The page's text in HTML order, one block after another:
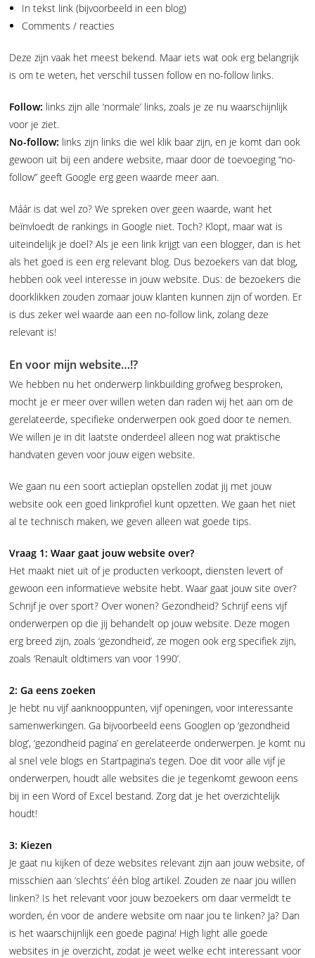
In tekst link (bijvoorbeeld in een blog)
Comments / reacties
Deze zijn vaak het meest bekend. Maar iets wat ook erg belangrijk
is om te weten, het verschil tussen follow en no-follow links.
Follow: links zijn alle ‘normale’ links, zoals je ze nu waarschijnlijk
voor je ziet.
No-follow: links zijn links die wel klik baar zijn, en je komt dan ook
gewoon uit bij een andere website, maar door de toevoeging “no-
follow” geeft Google erg geen waarde meer aan.
Máár is dat wel zo? We spreken over geen waarde, want het
beïnvloedt de rankings in Google niet. Toch? Klopt, maar wat is
uiteindelijk je doel? Als je een link krijgt van een blogger, dan is het
als het goed is een erg relevant blog. Dus bezoekers van dat blog,
hebben ook veel interesse in jouw website. Dus: de bezoekers die
doorklikken zouden zomaar jouw klanten kunnen zijn of worden. Er
is dus zeker wel waarde aan een no-follow link, zolang deze
relevant is!
En voor mijn website…!?
We hebben nu het onderwerp linkbuilding grofweg besproken,
mocht je er meer over willen weten dan raden wij het aan om de
gerelateerde, specifieke onderwerpen ook goed door te nemen.
We willen je in dit laatste onderdeel alleen nog wat praktische
handvaten geven voor jouw eigen website.
We gaan nu een soort actieplan opstellen zodat jij met jouw
website ook een goed linkprofiel kunt opzetten. We gaan het niet
al te technisch maken, we geven alleen wat goede tips.
Vraag 1: Waar gaat jouw website over?
Het maakt niet uit of je producten verkoopt, diensten levert of
gewoon een informatieve website hebt. Waar gaat jouw site over?
Schrijf je over sport? Over wonen? Gezondheid? Schrijf eens vijf
onderwerpen op die jij behandelt op jouw website. Deze mogen
erg breed zijn, zoals ‘gezondheid’, ze mogen ook erg specifiek zijn,
zoals ‘Renault oldtimers van voor 1990’.
2: Ga eens zoeken
Je hebt nu vijf aanknooppunten, vijf openingen, voor interessante
samenwerkingen. Ga bijvoorbeeld eens Googlen op ‘gezondheid
blog’, ‘gezondheid pagina’ en gerelateerde onderwerpen. Je komt nu
al snel vele blogs en Startpagina’s tegen. Doe dit voor alle vijf je
onderwerpen, houdt alle websites die je tegenkomt gewoon eens
bij in een Word of Excel bestand. Zorg dat je het overzichtelijk
houdt!
3: Kiezen
Je gaat nu kijken of deze websites relevant zijn aan jouw website, of
misschien aan ‘slechts’ één blog artikel. Zouden ze naar jou willen
linken? Is het relevant voor jouw bezoekers om daar vermeldt te
worden, én voor de andere website om naar jou te linken? Ja? Dan
is het waarschijnlijk een goede pagina! High light alle goede
websites in je overzicht, zodat je weet welke echt interessant voor